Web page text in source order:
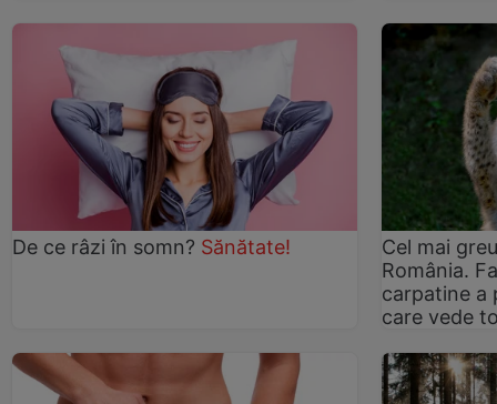
De ce râzi în somn? Sănătate!
Cel mai
România.
carpatine a
care vede